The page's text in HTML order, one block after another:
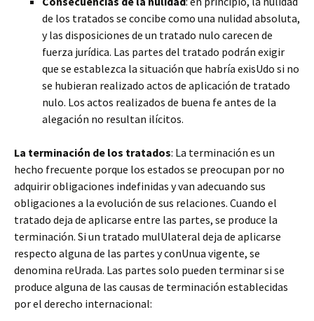
de los tratados se concibe como una nulidad absoluta,
y las disposiciones de un tratado nulo carecen de
fuerza jurídica. Las partes del tratado podrán exigir
que se establezca la situación que habría exisUdo si no
se hubieran realizado actos de aplicación de tratado
nulo. Los actos realizados de buena fe antes de la
alegación no resultan ilícitos.
La terminación de los tratados: La terminación es un
hecho frecuente porque los estados se preocupan por no
adquirir obligaciones indefinidas y van adecuando sus
obligaciones a la evolución de sus relaciones. Cuando el
tratado deja de aplicarse entre las partes, se produce la
terminación. Si un tratado mulUlateral deja de aplicarse
respecto alguna de las partes y conUnua vigente, se
denomina reUrada. Las partes solo pueden terminar si se
produce alguna de las causas de terminación establecidas
por el derecho internacional: